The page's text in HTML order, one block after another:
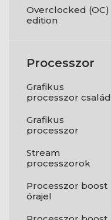
Overclocked (OC)
edition
Processzor
Grafikus
processzor család
Grafikus
processzor
Stream
processzorok
Processzor boost
órajel